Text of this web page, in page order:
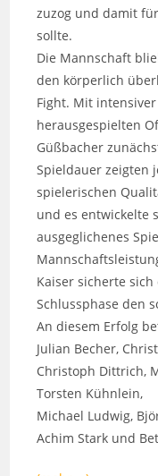
zuzog und damit
sollte.
Die Mannschaft
den körperlich
Fight. Mit
herausgespielten
Güßbacher
Spieldauer zeigten
spielerischen
und es entwickelte
ausgeglichenes
Kaiser sicherte
Schlussphase den
An diesem Erfolg
Julian Becher,
Christoph Dittrich,
Torsten Kühnlein,
Michael Ludwig,
Achim Stark und